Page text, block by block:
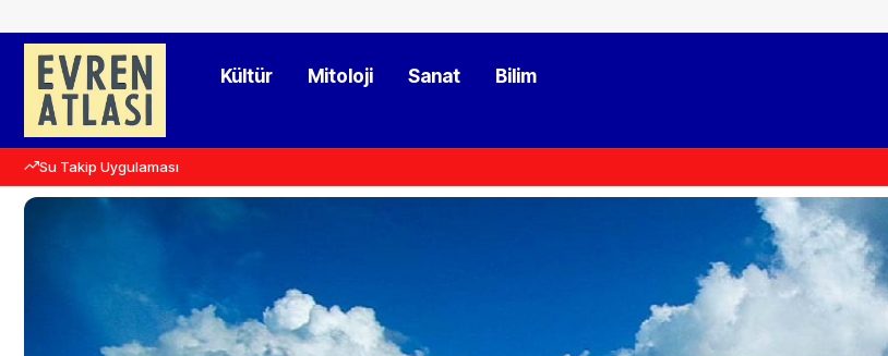
Kültür Mitoloji Sanat Bilim
Su Takip Uygulaması